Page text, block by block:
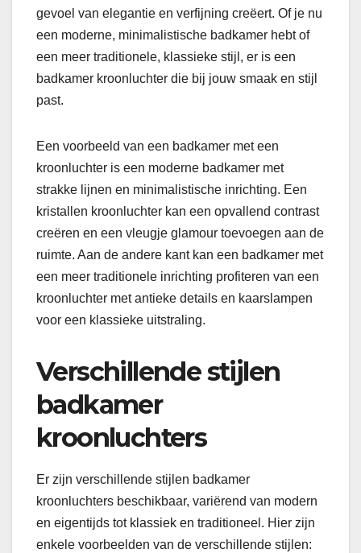
gevoel van elegantie en verfijning creëert. Of je nu
een moderne, minimalistische badkamer hebt of
een meer traditionele, klassieke stijl, er is een
badkamer kroonluchter die bij jouw smaak en stijl
past.
Een voorbeeld van een badkamer met een
kroonluchter is een moderne badkamer met
strakke lijnen en minimalistische inrichting. Een
kristallen kroonluchter kan een opvallend contrast
creëren en een vleugje glamour toevoegen aan de
ruimte. Aan de andere kant kan een badkamer met
een meer traditionele inrichting profiteren van een
kroonluchter met antieke details en kaarslampen
voor een klassieke uitstraling.
Verschillende stijlen
badkamer
kroonluchters
Er zijn verschillende stijlen badkamer
kroonluchters beschikbaar, variërend van modern
en eigentijds tot klassiek en traditioneel. Hier zijn
enkele voorbeelden van de verschillende stijlen: